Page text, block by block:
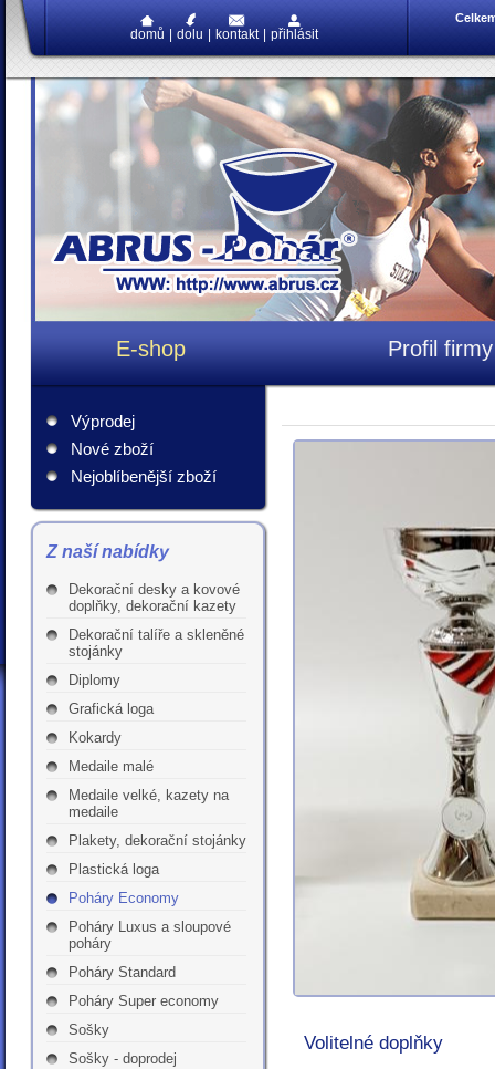
domů dolu kontakt přihlásit
E-shop Profil firmy
Výprodej
Nové zboží
Nejoblíbenější zboží
Z naší nabídky
Dekorační desky a kovové
doplňky, dekorační kazety
Dekorační talíře a skleněné
stojánky
Diplomy
Grafická loga
Kokardy
Medaile malé
Medaile velké, kazety na
medaile
Plakety, dekorační stojánky
Plastická loga
Poháry Economy
Poháry Luxus a sloupové
poháry
Poháry Standard
Poháry Super economy
Sošky
Sošky - doprodej
Volitelné doplňky